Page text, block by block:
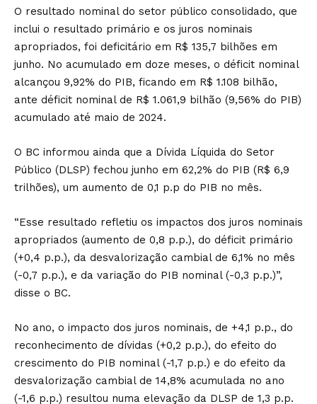
O resultado nominal do setor público consolidado, que
inclui o resultado primário e os juros nominais
apropriados, foi deficitário em R$ 135,7 bilhões em
junho. No acumulado em doze meses, o déficit nominal
alcançou 9,92% do PIB, ficando em R$ 1.108 bilhão,
ante déficit nominal de R$ 1.061,9 bilhão (9,56% do PIB)
acumulado até maio de 2024.
O BC informou ainda que a Dívida Líquida do Setor
Público (DLSP) fechou junho em 62,2% do PIB (R$ 6,9
trilhões), um aumento de 0,1 p.p do PIB no mês.
“Esse resultado refletiu os impactos dos juros nominais
apropriados (aumento de 0,8 p.p.), do déficit primário
(+0,4 p.p.), da desvalorização cambial de 6,1% no mês
(-0,7 p.p.), e da variação do PIB nominal (-0,3 p.p.)”,
disse o BC.
No ano, o impacto dos juros nominais, de +4,1 p.p., do
reconhecimento de dívidas (+0,2 p.p.), do efeito do
crescimento do PIB nominal (-1,7 p.p.) e do efeito da
desvalorização cambial de 14,8% acumulada no ano
(-1,6 p.p.) resultou numa elevação da DLSP de 1,3 p.p.